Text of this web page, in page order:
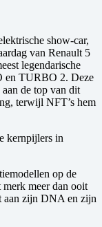
show-car,
van Renault 5
legendarische
en TURBO 2. Deze
aan de top van dit
terwijl NFT’s hem
kernpijlers in
op de
merk meer dan ooit
aan zijn DNA en zijn